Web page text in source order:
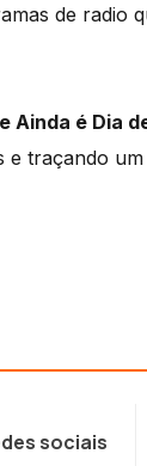
de radio
Ainda é Dia
traçando
sociais